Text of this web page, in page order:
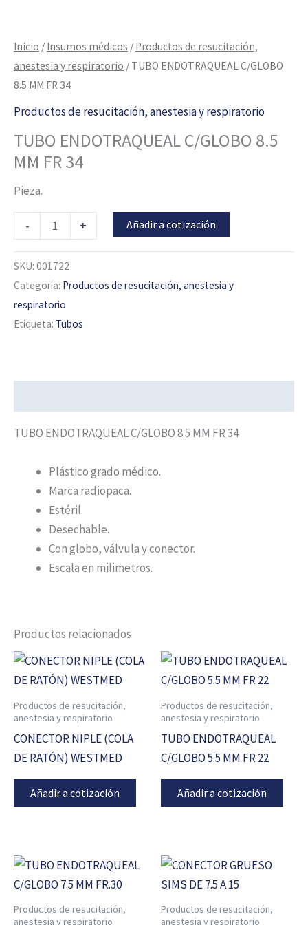
Inicio / Insumos médicos / Productos de resucitación,
anestesia y respiratorio / TUBO ENDOTRAQUEAL C/GLOBO
8.5 MM FR 34
Productos de resucitación, anestesia y respiratorio
TUBO ENDOTRAQUEAL C/GLOBO 8.5
MM FR 34
Pieza.
- + Añadir a cotización
SKU: 001722
Categoría: Productos de resucitación, anestesia y
respiratorio
Etiqueta: Tubos
TUBO ENDOTRAQUEAL C/GLOBO 8.5 MM FR 34
Plástico grado médico.
Marca radiopaca.
Estéril.
Desechable.
Con globo, válvula y conector.
Escala en milimetros.
Productos relacionados
Productos de resucitación,
anestesia y respiratorio
CONECTOR NIPLE (COLA
DE RATÓN) WESTMED
Añadir a cotización
Productos de resucitación,
anestesia y respiratorio
TUBO ENDOTRAQUEAL
C/GLOBO 5.5 MM FR 22
Añadir a cotización
Productos de resucitación,
anestesia y respiratorio
Productos de resucitación,
anestesia y respiratorio